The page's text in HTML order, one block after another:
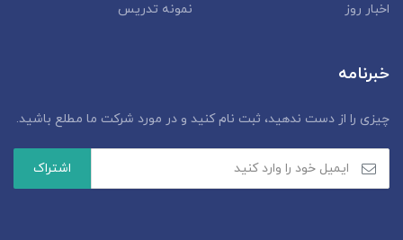
اخبار روز
نمونه تدریس
خبرنامه
چیزی را از دست ندهید، ثبت نام کنید و در مورد شرکت ما مطلع باشید.